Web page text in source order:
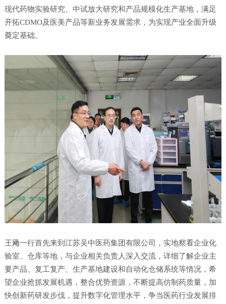
现代药物实验研究、中试放大研究和产品规模化生产基地，满足
开拓CDMO及医美产品等新业务发展需求，为实现产业全面升级
奠定基础。
王飏一行首先来到江苏吴中医药集团有限公司，实地察看企业化
验室、仓库等地，与企业相关负责人深入交流，详细了解企业主
要产品、复工复产、生产基地建设和自动化仓储系统等情况，希
望企业抢抓发展机遇，整合优势资源，不断提高仿制药质量，加
快创新药研发步伐，提升数字化管理水平，争当医药行业发展排